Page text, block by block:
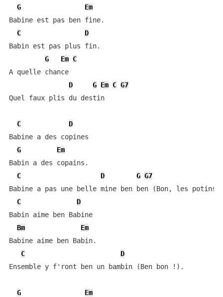
G
Em
Babine est pas ben fine.
C
D
Babin est pas plus fin.
G
Em C
A quelle chance
D
G Em C G7
Quel faux plis du destin
C
D
Babine a des copines
G
Em
Babin a des copains.
C
D G G7
Babine a pas une belle mine ben ben (Bon, les potins)
C
D
Babin aime ben Babine
Bm
Em
Babine aime ben Babin.
C
D
Ensemble y f'ront ben un bambin (Ben bon !).
G
Em